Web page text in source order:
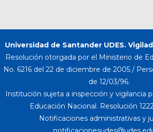
Universidad de Santander UDES.
Resolución otorgada por el Ministerio de
No. 6216 del 22 de diciembre de 2005 /
de 12/03/96.
Institución sujeta a inspección y vigilancia
Educación Nacional. Resolución
Notificaciones administrativas y